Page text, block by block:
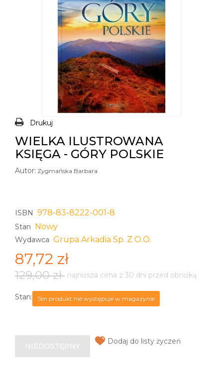
Drukuj
WIELKA ILUSTROWANA
KSIĘGA - GÓRY POLSKIE
Autor: Zygmańska Barbara
ISBN 978-83-8222-001-8
Stan Nowy
Wydawca Grupa Arkadia Sp. Z O.o.
87,72 zł
129,00 zł najniższa cena z 30 dni przed obniżką
Stan: Ten produkt nie występuje w magazynie
NIEDOSTĘPNY
Dodaj do listy życzeń